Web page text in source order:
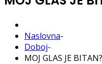
Naslovna-
Doboj-
MOJ GLAS JE BITAN?